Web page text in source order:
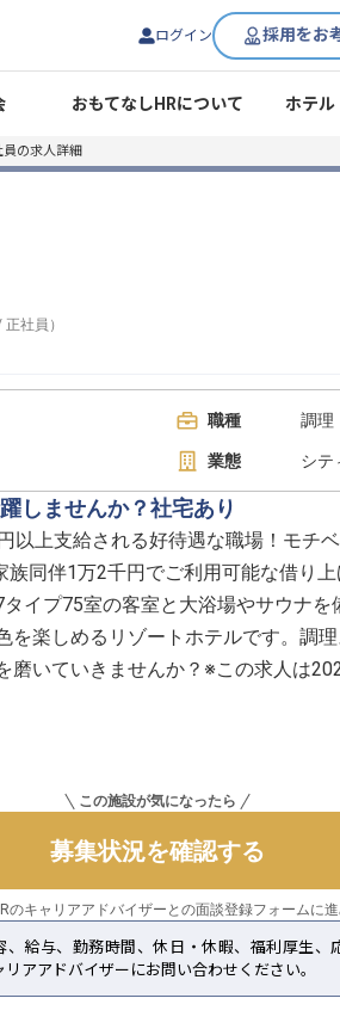
ログイン 採用をお
おもてなしHRについて ホテル
の求人詳細
正社員 ）
職種 調理
業態 シテ
しませんか？社宅あり
以上支給される好待遇な職場！モチ
族同伴1万2千円でご利用可能な借り
タイプ75室の客室と大浴場やサウナ
を楽しめるリゾートホテルです。調
磨いていきませんか？※この求人は
この施設が気になったら
募集状況を確認する
のキャリアアドバイザーとの面談登録フォームに進
、給与、勤務時間、休日・休暇、福利厚生、
リアアドバイザーにお問い合わせください。